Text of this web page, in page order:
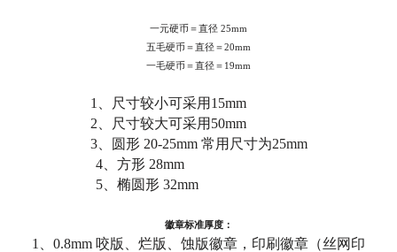
一元硬币＝直径 25mm
五毛硬币＝直径＝20mm
一毛硬币＝直径＝19mm
1、尺寸较小可采用15mm
2、尺寸较大可采用50mm
3、圆形 20-25mm 常用尺寸为25mm
4、方形 28mm
5、椭圆形 32mm
徽章标准厚度：
1、0.8mm 咬版、烂版、蚀版徽章，印刷徽章（丝网印